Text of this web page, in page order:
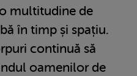
multitudine de
în timp și spațiu.
continuă să
oamenilor de